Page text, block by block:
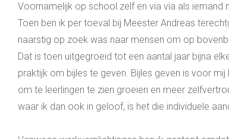
Voornamelijk op school zelf en via via als iemand
Toen ben ik per toeval bij Meester Andreas
naarstig op zoek was naar mensen om op
Dat is toen uitgegroeid tot een aantal jaar bijna
praktijk om bijles te geven. Bijles geven is voor
om te leerlingen te zien groeien en meer
waar ik dan ook in geloof, is het die individuele